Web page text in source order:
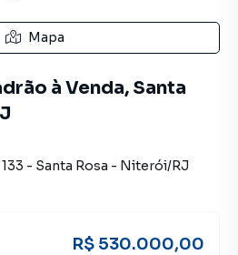
Mapa
à Venda, Santa
133 - Santa Rosa - Niterói/RJ
R$ 530.000,00